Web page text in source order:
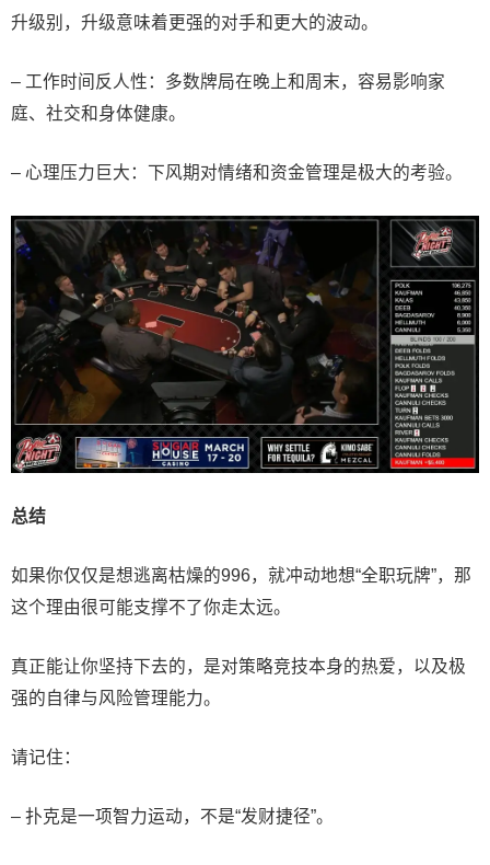
升级别，升级意味着更强的对手和更大的波动。
– 工作时间反人性：多数牌局在晚上和周末，容易影响家
庭、社交和身体健康。
– 心理压力巨大：下风期对情绪和资金管理是极大的考验。
总结
如果你仅仅是想逃离枯燥的996，就冲动地想“全职玩牌”，那
这个理由很可能支撑不了你走太远。
真正能让你坚持下去的，是对策略竞技本身的热爱，以及极
强的自律与风险管理能力。
请记住：
– 扑克是一项智力运动，不是“发财捷径”。